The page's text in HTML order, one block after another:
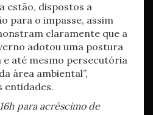
estão, dispostos a
para o impasse, assim
claramente que a
adotou uma postura
até mesmo persecutória
área ambiental”,
entidades.
para acréscimo de